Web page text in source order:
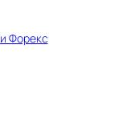
Форекс